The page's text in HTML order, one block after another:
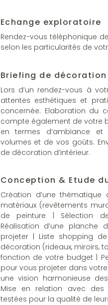
Echange exploratoire
Rendez-vous téléphonique
selon les particularités de
Briefing de
Lors d’un rendez-vous à
attentes esthétiques et
concernée. Elaboration du
compte également de votre
en termes d’ambiance
volumes et de vos goûts.
de décoration d’intérieur.
Conception & Etude
Création d’une
matériaux (revêtements
de peinture | Sélection
Réalisation d’une planche
projeter | Liste shopping
décoration (rideaux, miroirs,
fonction de votre budget |
pour vous projeter dans
une vision harmonieuse
Mise en relation avec
testées pour la qualité de